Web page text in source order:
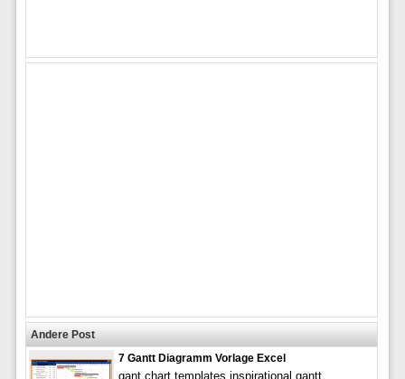
Andere Post
7 Gantt Diagramm Vorlage Excel
gant chart templates inspirational gantt